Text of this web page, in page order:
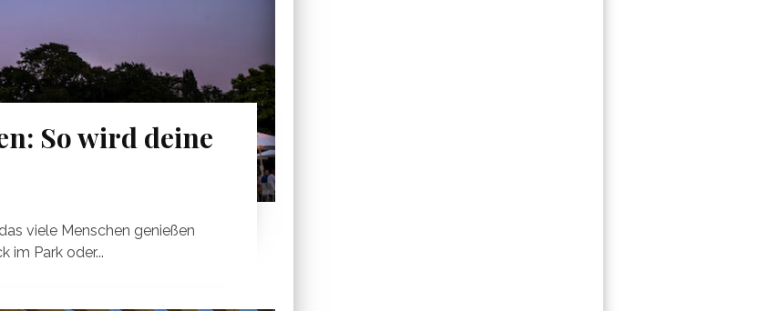
So wird deine
viele Menschen genießen
im Park oder...